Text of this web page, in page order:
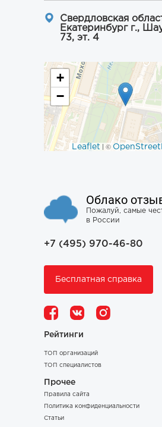
Свердловская
Екатеринбург г.,
73, эт. 4
+
−
Leaflet | ©
Облако
Пожалуй, самые
в России
+7 (495) 970-46-80
Бесплатная справка
Рейтинги
ТОП организаций
ТОП специалистов
Прочее
Правила сайта
Политика конфиденциальности
Статьи